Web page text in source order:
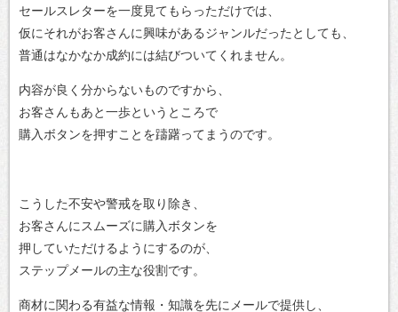
セールスレターを一度見てもらっただけでは、
仮にそれがお客さんに興味があるジャンルだったとしても、
普通はなかなか成約には結びついてくれません。
内容が良く分からないものですから、
お客さんもあと一歩というところで
購入ボタンを押すことを躊躇ってまうのです。
こうした不安や警戒を取り除き、
お客さんにスムーズに購入ボタンを
押していただけるようにするのが、
ステップメールの主な役割です。
商材に関わる有益な情報・知識を先にメールで提供し、